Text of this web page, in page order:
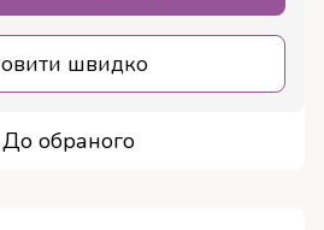
швидко
До обраного